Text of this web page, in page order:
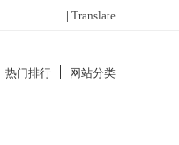
| Translate
热门排行 网站分类